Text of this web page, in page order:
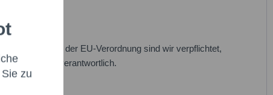
Im Rahmen der EU-Verordnung sind wir verpflichtet,
Produkten verantwortlich.
zu